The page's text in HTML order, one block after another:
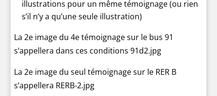
illustrations pour un même témoignage (ou rien
s’il n’y a qu’une seule illustration)
La 2e image du 4e témoignage sur le bus 91
s’appellera dans ces conditions 91d2.jpg
La 2e image du seul témoignage sur le RER B
s’appellera RERB-2.jpg